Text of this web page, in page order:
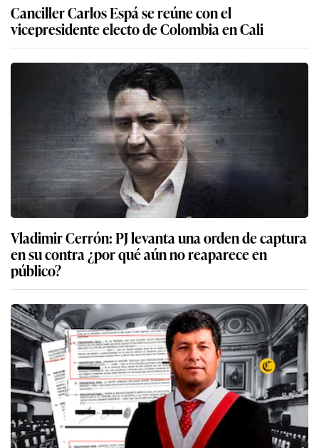
Canciller Carlos Espá se reúne con el
vicepresidente electo de Colombia en Cali
Vladimir Cerrón: PJ levanta una orden de captura
en su contra ¿por qué aún no reaparece en
público?